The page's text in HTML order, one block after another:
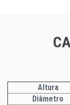
Altura
Diâmetro